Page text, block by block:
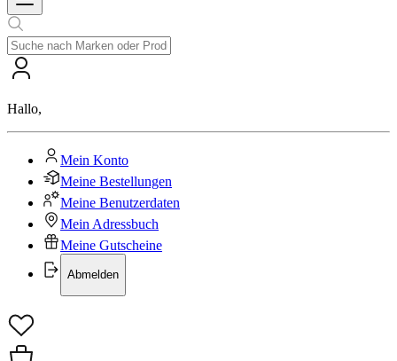
Hallo,
Mein Konto
Meine Bestellungen
Meine Benutzerdaten
Mein Adressbuch
Meine Gutscheine
Abmelden